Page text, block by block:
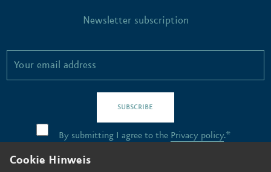
Cookie Hinweis
Newsletter subscription
SUBSCRIBE
By submitting I agree to the Privacy policy.*